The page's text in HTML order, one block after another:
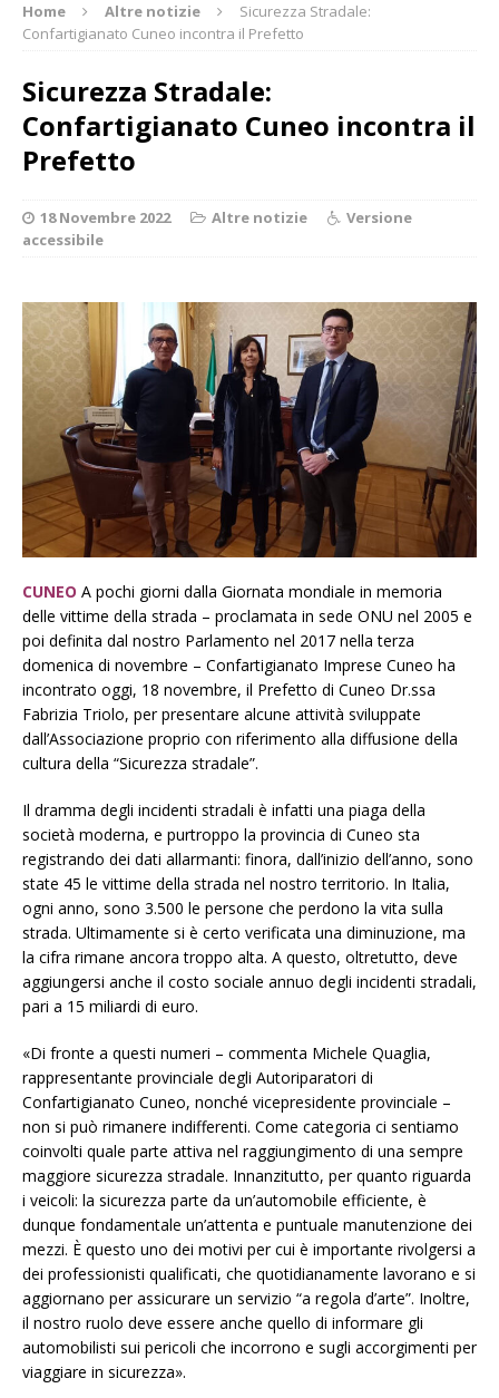
Home Altre notizie
Sicurezza Stradale:
Confartigianato Cuneo incontra il Prefetto
Sicurezza Stradale:
Confartigianato Cuneo incontra il
Prefetto
18 Novembre 2022 Altre notizie
Versione
accessibile
CUNEO A pochi giorni dalla Giornata mondiale in memoria
delle vittime della strada – proclamata in sede ONU nel 2005 e
poi definita dal nostro Parlamento nel 2017 nella terza
domenica di novembre – Confartigianato Imprese Cuneo ha
incontrato oggi, 18 novembre, il Prefetto di Cuneo Dr.ssa
Fabrizia Triolo, per presentare alcune attività sviluppate
dall’Associazione proprio con riferimento alla diffusione della
cultura della “Sicurezza stradale”.
Il dramma degli incidenti stradali è infatti una piaga della
società moderna, e purtroppo la provincia di Cuneo sta
registrando dei dati allarmanti: finora, dall’inizio dell’anno, sono
state 45 le vittime della strada nel nostro territorio. In Italia,
ogni anno, sono 3.500 le persone che perdono la vita sulla
strada. Ultimamente si è certo verificata una diminuzione, ma
la cifra rimane ancora troppo alta. A questo, oltretutto, deve
aggiungersi anche il costo sociale annuo degli incidenti stradali,
pari a 15 miliardi di euro.
«Di fronte a questi numeri – commenta Michele Quaglia,
rappresentante provinciale degli Autoriparatori di
Confartigianato Cuneo, nonché vicepresidente provinciale –
non si può rimanere indifferenti. Come categoria ci sentiamo
coinvolti quale parte attiva nel raggiungimento di una sempre
maggiore sicurezza stradale. Innanzitutto, per quanto riguarda
i veicoli: la sicurezza parte da un’automobile efficiente, è
dunque fondamentale un’attenta e puntuale manutenzione dei
mezzi. È questo uno dei motivi per cui è importante rivolgersi a
dei professionisti qualificati, che quotidianamente lavorano e si
aggiornano per assicurare un servizio “a regola d’arte”. Inoltre,
il nostro ruolo deve essere anche quello di informare gli
automobilisti sui pericoli che incorrono e sugli accorgimenti per
viaggiare in sicurezza».